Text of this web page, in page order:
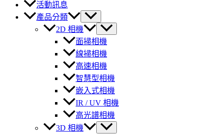
活動訊息
產品分類
2D 相機
面掃相機
線掃相機
高速相機
智慧型相機
嵌入式相機
IR / UV 相機
高光譜相機
3D 相機